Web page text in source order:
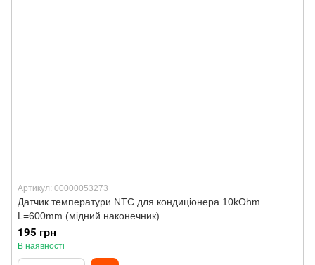
Артикул: 00000053273
Датчик температури NTC для кондиціонера 10kOhm
L=600mm (мідний наконечник)
195 грн
В наявності